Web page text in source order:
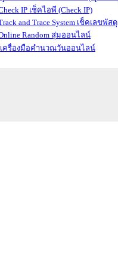
เช็คไอพี (Check IP)
เช็คเลขพัสดุ
สุ่มออนไลน์
เครื่องมือคำนวณวันออนไลน์